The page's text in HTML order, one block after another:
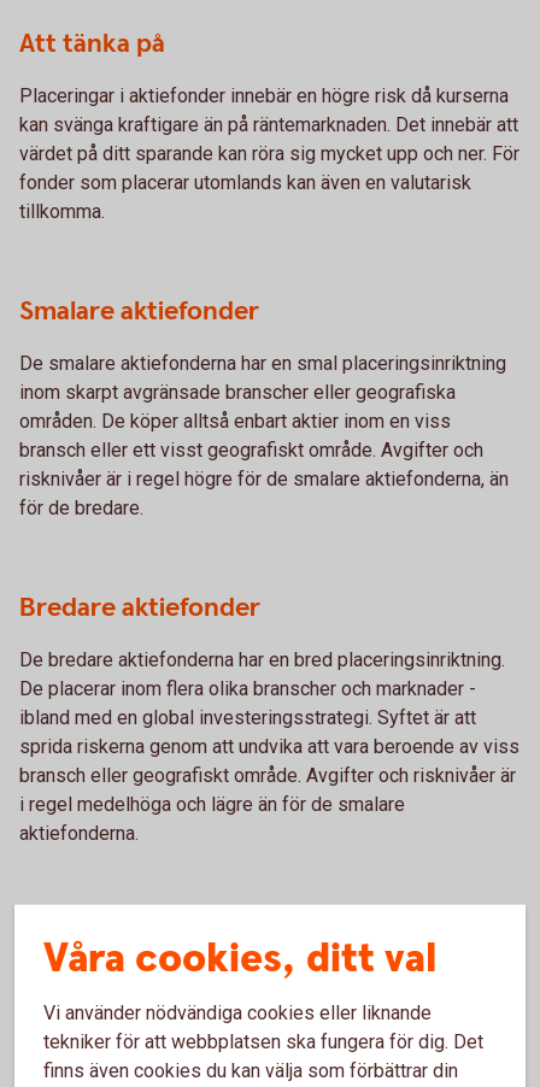
Att tänka på
Placeringar i aktiefonder innebär en högre risk då kurserna
kan svänga kraftigare än på räntemarknaden. Det innebär att
värdet på ditt sparande kan röra sig mycket upp och ner. För
fonder som placerar utomlands kan även en valutarisk
tillkomma.
Smalare aktiefonder
De smalare aktiefonderna har en smal placeringsinriktning
inom skarpt avgränsade branscher eller geografiska
områden. De köper alltså enbart aktier inom en viss
bransch eller ett visst geografiskt område. Avgifter och
risknivåer är i regel högre för de smalare aktiefonderna, än
för de bredare.
Bredare aktiefonder
De bredare aktiefonderna har en bred placeringsinriktning.
De placerar inom flera olika branscher och marknader -
ibland med en global investeringsstrategi. Syftet är att
sprida riskerna genom att undvika att vara beroende av viss
bransch eller geografiskt område. Avgifter och risknivåer är
i regel medelhöga och lägre än för de smalare
aktiefonderna.
Tips!
Våra cookies, ditt val
Vi använder nödvändiga cookies eller liknande
tekniker för att webbplatsen ska fungera för dig. Det
finns även cookies du kan välja som förbättrar din